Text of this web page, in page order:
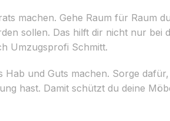
machen. Gehe Raum für Raum
sollen. Das hilft dir nicht nur bei
Umzugsprofi Schmitt.
und Guts machen. Sorge
hast. Damit schützt du deine